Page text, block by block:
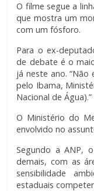
O filme segue a
que mostra um
com um fósforo.
Para o ex-
de debate é o
já neste ano.
pelo Ibama,
Nacional de Água).”
O Ministério do
envolvido no
Segundo a ANP,
demais, com as
sensibilidade
estaduais